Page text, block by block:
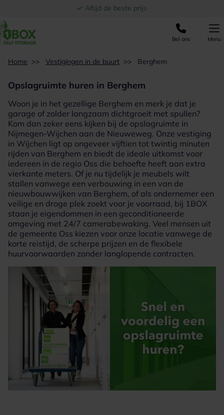
Altijd de beste prijs
Bel ons Menu
Home >> Vestigingen in de buurt >> Berghem
Opslagruimte huren in Berghem
Woon je in het gezellige Berghem en merk je dat je
garage of zolder langzaam dichtgroeit met spullen?
Kom dan zeker eens kijken bij de opslagruimte in
Nijmegen-Wijchen aan de Nieuweweg. Onze vestiging
in Wijchen ligt op ongeveer vijftien tot twintig minuten
rijden van Berghem en biedt de ideale uitkomst voor
iedereen in de regio Oss die behoefte heeft aan extra
vierkante meters. Of je nu tijdelijk je meubels wilt
stallen vanwege een verbouwing in een van de
nieuwbouwwijken van Berghem, of als ondernemer een
veilige en droge plek zoekt voor je voorraad, bij 1BOX
staan je eigendommen in een geconditioneerde
omgeving met 24/7 camerabewaking. Veel mensen uit
de gemeente Oss kiezen voor onze locatie vanwege de
korte reistijd, de scherpe prijzen en de flexibele
huurvoorwaarden zonder langlopende contracten.